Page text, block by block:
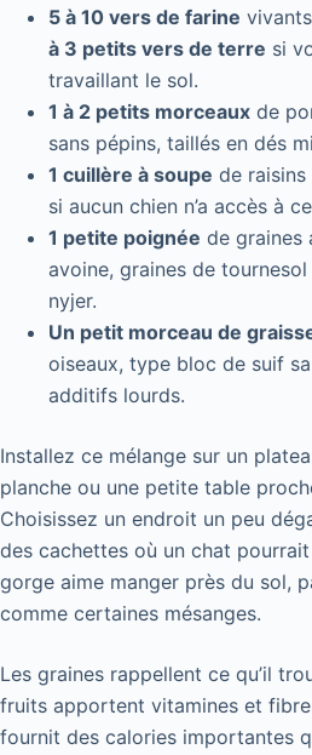
5 à 10 vers de farine
à 3 petits vers de terre si
travaillant le sol.
1 à 2 petits morceaux de
sans pépins, taillés en dés
1 cuillère à soupe de raisins
si aucun chien n’a accès à
1 petite poignée de graines
avoine, graines de
nyjer.
Un petit morceau de
oiseaux, type bloc de suif
additifs lourds.
Installez ce mélange sur un
planche ou une petite table
Choisissez un endroit un peu
des cachettes où un chat
gorge aime manger près du sol,
comme certaines mésanges.
Les graines rappellent ce qu’il
fruits apportent vitamines et
fournit des calories importantes